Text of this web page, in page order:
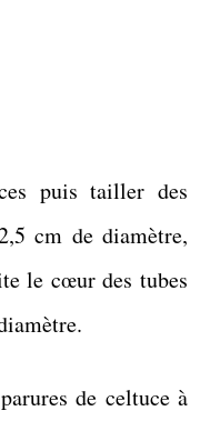
puis tailler des
cm de diamètre,
le cœur des tubes
de celtuce à